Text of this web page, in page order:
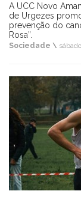
A UCC Novo
de Urgezes
prevenção do
Rosa”.
Sociedade \